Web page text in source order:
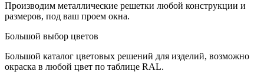
Производим металлические решетки любой конструкции и
размеров, под ваш проем окна.
Большой выбор цветов
Большой каталог цветовых решений для изделий, возможно
окраска в любой цвет по таблице RAL.